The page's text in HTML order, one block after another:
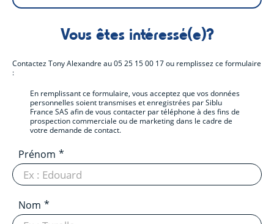
Vous êtes intéressé(e)?
ContactezTony Alexandreau05 25 15 00 17ou remplissez ce formulaire
:
En remplissant ce formulaire, vous acceptez que vos données
personnelles soient transmises et enregistrées par Siblu
France SAS afin de vous contacter par téléphone à des fins de
prospection commerciale ou de marketing dans le cadre de
votre demande de contact.
Prénom
Nom